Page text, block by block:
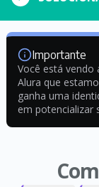
Importante
Você está vendo
Alura que
ganha uma
em potencializar